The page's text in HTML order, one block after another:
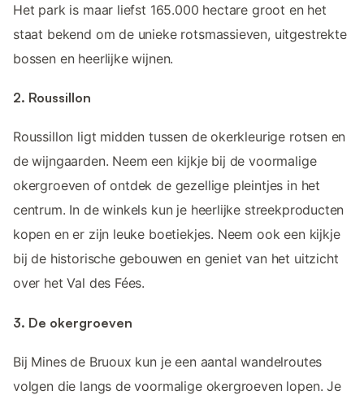
Het park is maar liefst 165.000 hectare groot en het
staat bekend om de unieke rotsmassieven, uitgestrekte
bossen en heerlijke wijnen.
2. Roussillon
Roussillon ligt midden tussen de okerkleurige rotsen en
de wijngaarden. Neem een kijkje bij de voormalige
okergroeven of ontdek de gezellige pleintjes in het
centrum. In de winkels kun je heerlijke streekproducten
kopen en er zijn leuke boetiekjes. Neem ook een kijkje
bij de historische gebouwen en geniet van het uitzicht
over het Val des Fées.
3. De okergroeven
Bij Mines de Bruoux kun je een aantal wandelroutes
volgen die langs de voormalige okergroeven lopen. Je